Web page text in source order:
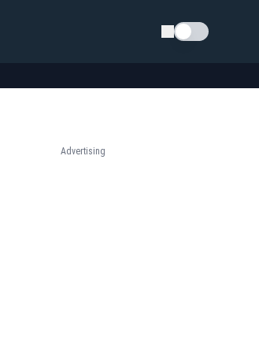
Schimba tema
Advertising